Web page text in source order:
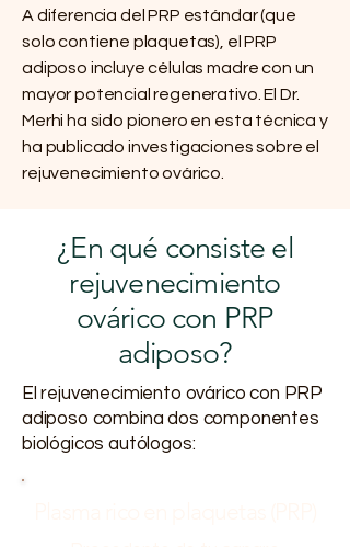
A diferencia del PRP estándar (que
solo contiene plaquetas), el PRP
adiposo incluye células madre con un
mayor potencial regenerativo. El Dr.
Merhi ha sido pionero en esta técnica y
ha publicado investigaciones sobre el
rejuvenecimiento ovárico.
¿En qué consiste el
rejuvenecimiento
ovárico con PRP
adiposo?
El rejuvenecimiento ovárico con PRP
adiposo combina dos componentes
biológicos autólogos: